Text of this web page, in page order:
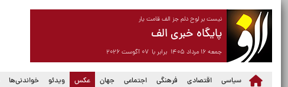
نیست بر لوح دلم جز الف قامت یار
پایگاه خبری الف
جمعه ۱۶ مرداد ۱۴۰۵ برابر با ۰۷ آگوست ۲۰۲۶
سیاسی اقتصادی فرهنگی اجتماعی جهان عکس
(current) ویدئو خواندنی‌ها